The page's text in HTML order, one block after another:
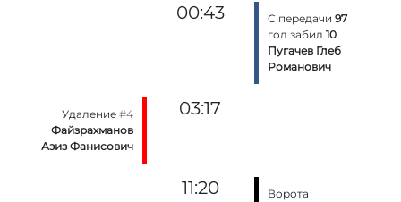
00:43 С передачи 97
гол забил 10
Пугачев Глеб
Романович
Удаление#4
Файзрахманов
Азиз Фанисович
03:17
11:20
Ворота